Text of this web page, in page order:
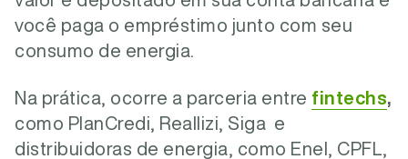
você paga o empréstimo junto com seu
consumo de energia.
Na prática, ocorre a parceria entre fintechs,
como PlanCredi, Reallizi, Siga e
distribuidoras de energia, como Enel, CPFL,